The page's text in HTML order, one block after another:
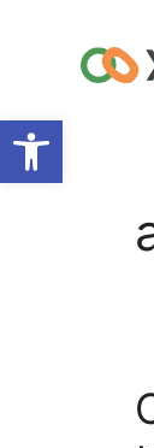
Abrir barra de